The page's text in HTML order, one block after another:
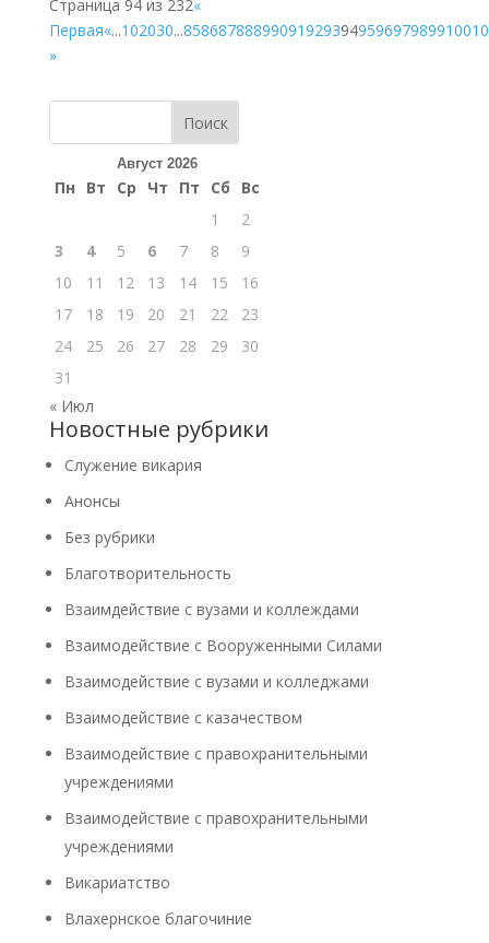
Страница 94 из 232«
Первая«...102030...858687888990919293949596979899100
»
Поиск
Август 2026
Пн Вт Ср Чт Пт Сб
Вс
1
2
3
4 5 6 7 8
9
10
11 12 13 14 15
16
17
18 19 20 21 22
23
24
25 26 27 28 29
30
31
« Июл
Новостные рубрики
Cлужение викария
Анонсы
Без рубрики
Благотворительность
Взаимдействие с вузами и коллеждами
Взаимодействие с Вооруженными Силами
Взаимодействие с вузами и колледжами
Взаимодействие с казачеством
Взаимодействие с правохранительными
учреждениями
Взаимодействие с правохранительными
учреждениями
Викариатство
Влахернское благочиние